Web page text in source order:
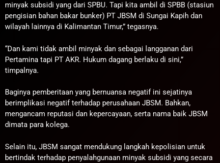
minyak subsidi yang dari SPBU. Tapi kita ambil di SPBB (stasiun
pengisian bahan bakar bunker) PT JBSM di Sungai Kapih dan
wilayah lainnya di Kalimantan Timur,” tegasnya.
“Dan kami tidak ambil minyak dan sebagai langganan dari
Pertamina tapi PT AKR. Hukum dagang berlaku di sini,”
timpalnya.
Baginya pemberitaan yang bernuansa negatif ini sejatinya
berimplikasi negatif terhadap perusahaan JBSM. Bahkan,
mengancam reputasi dan kepercayaan, serta nama baik JBSM
dimata para kolega.
Selain itu, JBSM sangat mendukung langkah kepolisian untuk
bertindak terhadap penyalahgunaan minyak subsidi yang secara